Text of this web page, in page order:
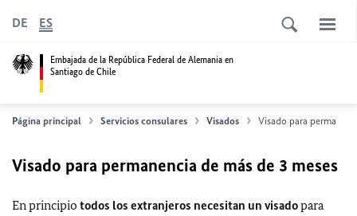
Embajada de la República Federal de Alemania en
Santiago de Chile
DE ES
Página principal Servicios consulares Visados Visado para
Visado para permanencia de más de 3 meses
En principio todos los extranjeros necesitan un visadopara